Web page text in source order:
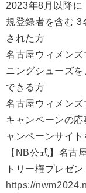
2023年8月以降に
規登録者を含む 3
された方
名古屋ウィメン
ニングシューズ
できる方
名古屋ウィメン
キャンペーンの
ャンペーンサイト
【NB公式】名
トリー権プレゼ
https://